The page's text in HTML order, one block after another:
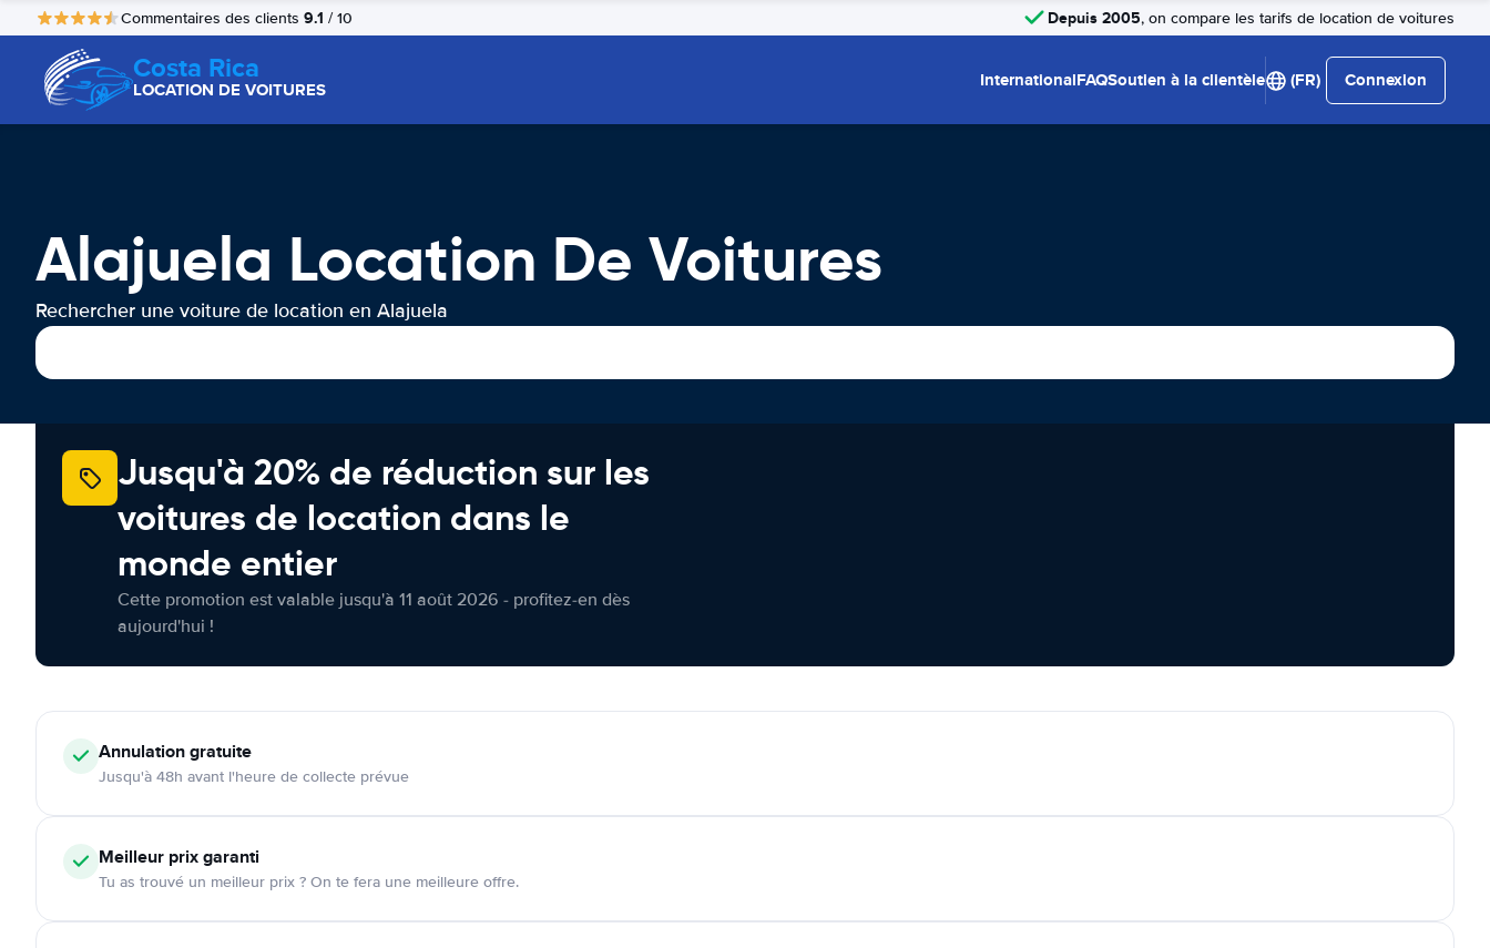
Commentaires des clients 9.1 / 10 Depuis 2005, on compare les tarifs de location de voitures
Costa Rica
LOCATION DE VOITURES InternationalFAQSoutien à la clientèle (FR) Connexion
Alajuela Location De Voitures
Rechercher une voiture de location en Alajuela
Jusqu'à 20% de réduction sur les
voitures de location dans le
monde entier
Cette promotion est valable jusqu'à 11 août 2026 - profitez-en dès
aujourd'hui !
Annulationgratuite
Jusqu'à 48h avant l'heure de collecte prévue
Meilleur prix garanti
Tu as trouvé un meilleur prix ? On te fera une meilleure offre.